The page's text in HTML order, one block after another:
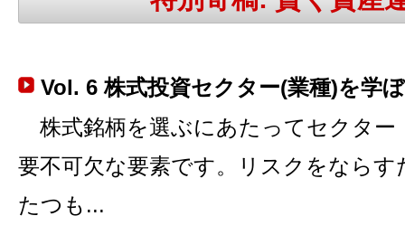
更新、求人、クラシファイドは毎週木
Vol. 6 株式投資セクター(業種)を学
株式銘柄を選ぶにあたってセクター
要不可欠な要素です。リスクをならす
たつも...